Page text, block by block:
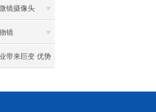
镜摄像头
镜
带来巨变 优势